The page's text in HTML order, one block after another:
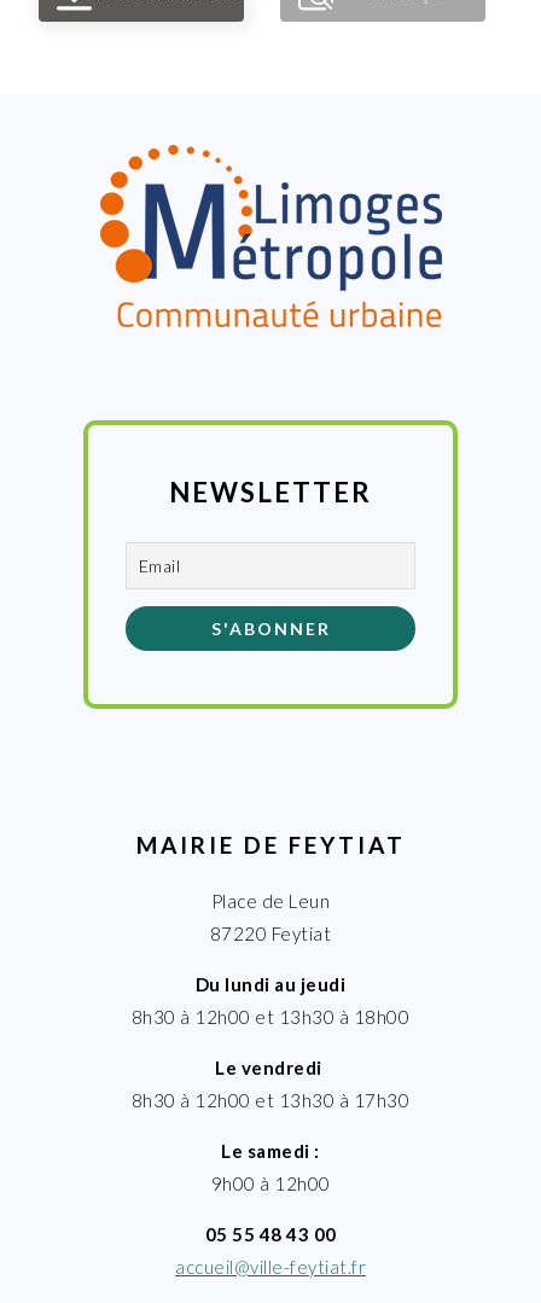
NEWSLETTER
MAIRIE DE FEYTIAT
Place de Leun
87220 Feytiat
Du lundi au jeudi
8h30 à 12h00 et 13h30 à 18h00
Le vendredi
8h30 à 12h00 et 13h30 à 17h30
Le samedi :
9h00 à 12h00
05 55 48 43 00
accueil@ville-feytiat.fr